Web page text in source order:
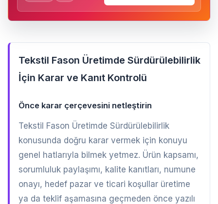
Tekstil Fason Üretimde Sürdürülebilirlik
İçin Karar ve Kanıt Kontrolü
Önce karar çerçevesini netleştirin
Tekstil Fason Üretimde Sürdürülebilirlik
konusunda doğru karar vermek için konuyu
genel hatlarıyla bilmek yetmez. Ürün kapsamı,
sorumluluk paylaşımı, kalite kanıtları, numune
onayı, hedef pazar ve ticari koşullar üretime
ya da teklif aşamasına geçmeden önce yazılı